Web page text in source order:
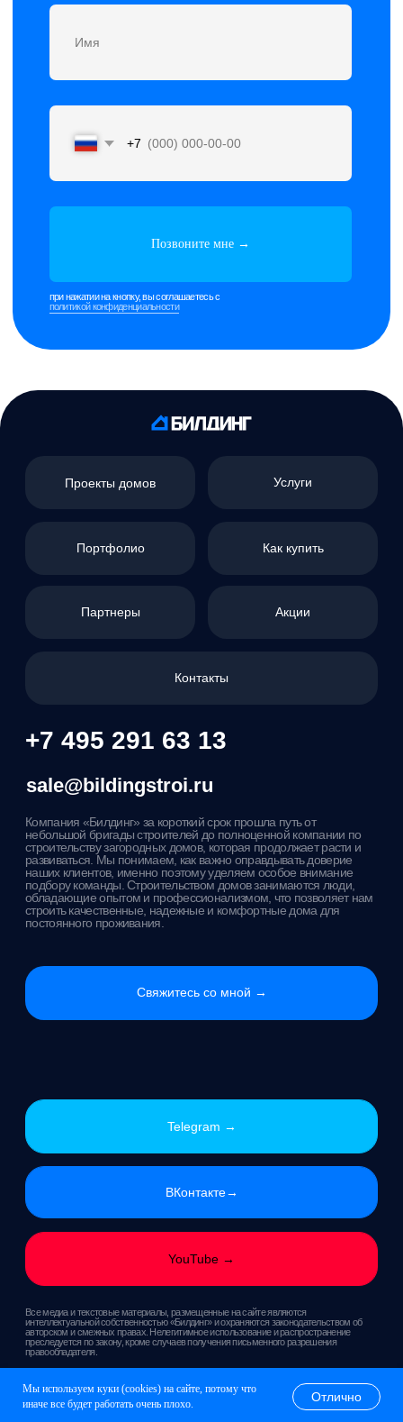
Мы используем куки (cookies) на сайте, потому что
иначе все будет работать очень плохо.
Отлично